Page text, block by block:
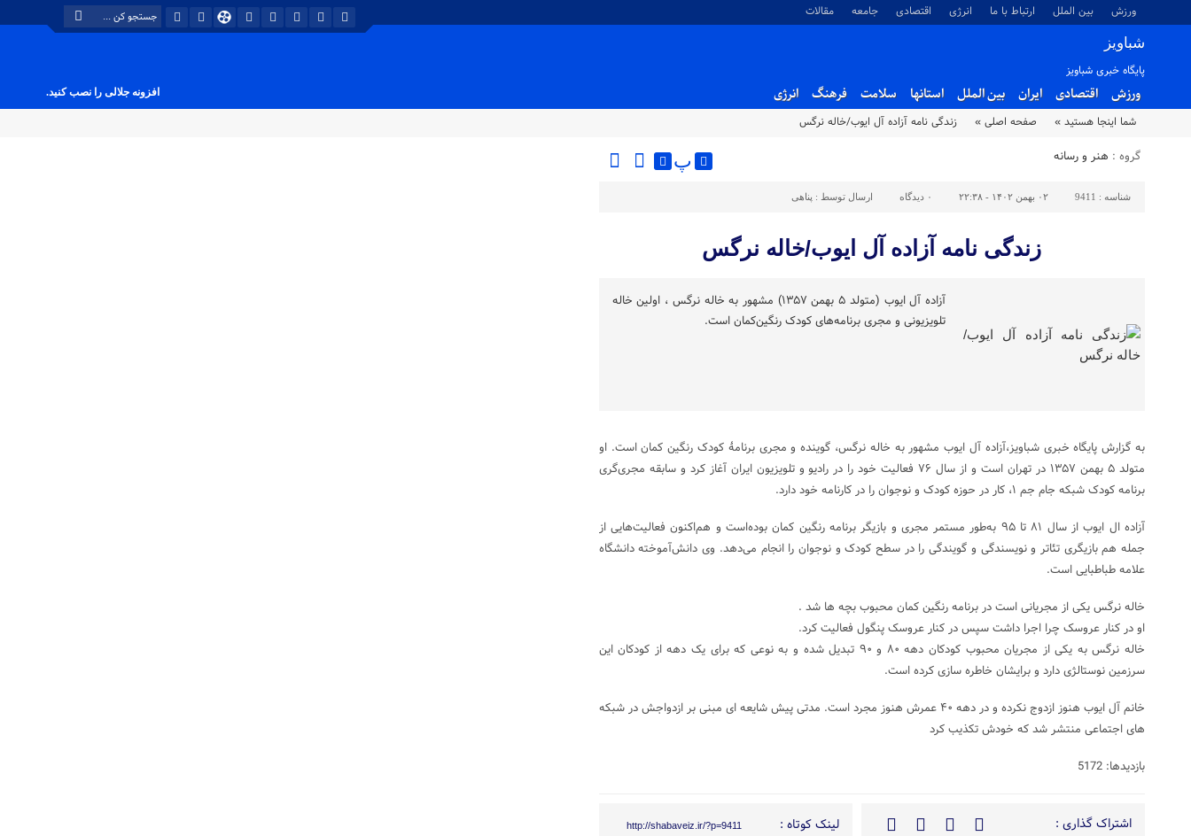
ورزش بین الملل ارتباط با ما انرژی اقتصادی جامعه مقالات
شباویز
پایگاه خبری شباویز
ورزش اقتصادی ایران بین الملل استانها سلامت فرهنگ انرژی افزونه جلالی را نصب کنید.
شما اینجا هستید » صفحه اصلی » زندگی نامه آزاده آل ایوب/خاله نرگس
گروه : هنر و رسانه پ
شناسه : 9411 ۰۲ بهمن ۱۴۰۲ - ۲۲:۳۸ ۰ دیدگاه ارسال توسط : پناهی
زندگی نامه آزاده آل ایوب/خاله نرگس
آزاده آل ایوب (متولد ۵ بهمن ۱۳۵۷) مشهور به خاله نرگس ، اولین خاله
تلویزیونی و مجری برنامه‌های کودک رنگین‌کمان است.
به گزارش پایگاه خبری شباویز،آزاده آل ایوب مشهور به خاله نرگس، گوینده و مجری برنامهٔ کودک رنگین کمان است. او
متولد ۵ بهمن ۱۳۵۷ در تهران است و از سال ۷۶ فعالیت خود را در رادیو و تلویزیون ایران آغاز کرد و سابقه مجری‌گری
برنامه کودک شبکه جام جم ۱، کار در حوزه کودک و نوجوان را در کارنامه خود دارد.
آزاده ال ایوب از سال ۸۱ تا ۹۵ به‌طور مستمر مجری و بازیگر برنامه رنگین کمان بوده‌است و هم‌اکنون فعالیت‌هایی از
جمله هم بازیگری تئاتر و نویسندگی و گویندگی را در سطح کودک و نوجوان را انجام می‌دهد. وی دانش‌آموخته دانشگاه
علامه طباطبایی است.
خاله نرگس یکی از مجریانی است در برنامه رنگین کمان محبوب بچه ها شد .
او در کنار عروسک چرا اجرا داشت سپس در کنار عروسک پنگول فعالیت کرد.
خاله نرگس به یکی از مجریان محبوب کودکان دهه ۸۰ و ۹۰ تبدیل شده و به نوعی که برای یک دهه از کودکان این
سرزمین نوستالژی دارد و برایشان خاطره سازی کرده است.
خانم آل ایوب هنوز ازدوج نکرده و در دهه ۴۰ عمرش هنوز مجرد است. مدتی پیش شایعه ای مبنی بر ازدواجش در شبکه
های اجتماعی منتشر شد که خودش تکذیب کرد
بازدیدها: 5172
اشتراک گذاری : لینک کوتاه : http://shabaveiz.ir/?p=9411